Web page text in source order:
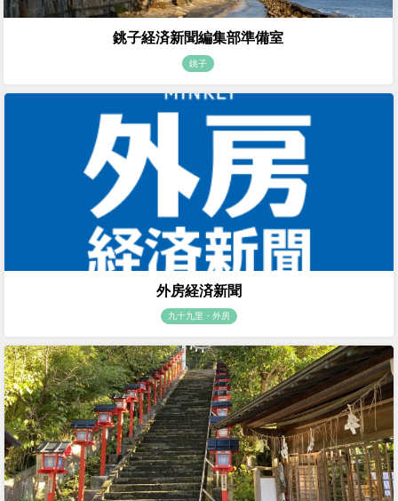
銚子経済新聞編集部準備室
銚子
外房経済新聞
九十九里・外房